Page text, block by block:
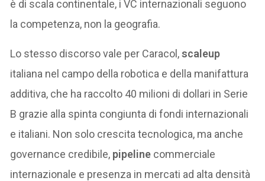
è di scala continentale, i VC internazionali seguono
la competenza, non la geografia.
Lo stesso discorso vale per Caracol,scaleup
italiana nel campo della robotica e della manifattura
additiva, che ha raccolto 40 milioni di dollari in Serie
B grazie alla spinta congiunta di fondi internazionali
e italiani. Non solo crescita tecnologica, ma anche
governance credibile, pipeline commerciale
internazionale e presenza in mercati ad alta densità